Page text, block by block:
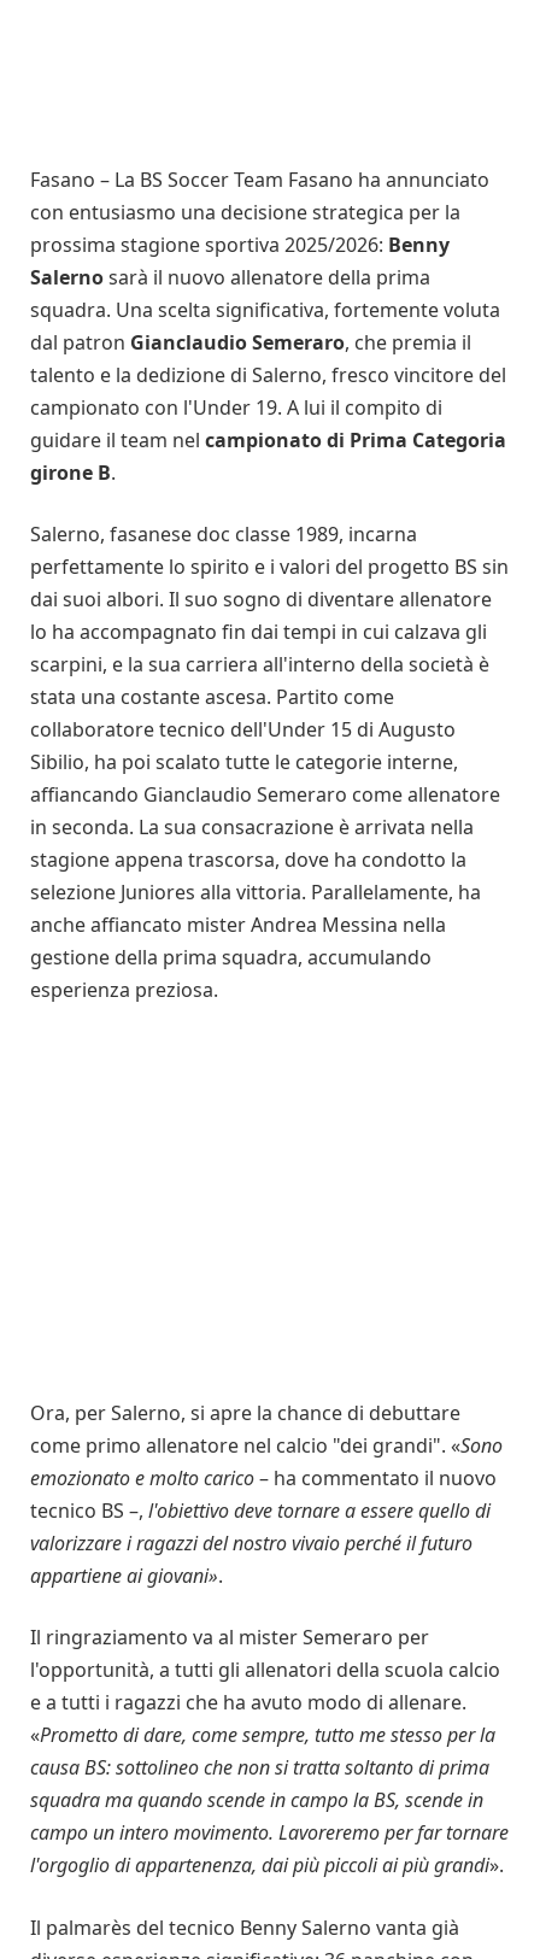
Fasano – La BS Soccer Team Fasano ha annunciato
con entusiasmo una decisione strategica per la
prossima stagione sportiva 2025/2026: Benny
Salernosarà il nuovo allenatore della prima
squadra. Una scelta significativa, fortemente voluta
dal patron Gianclaudio Semeraro, che premia il
talento e la dedizione di Salerno, fresco vincitore del
campionato con l'Under 19. A lui il compito di
guidare il team nel campionato di Prima Categoria
girone B.
Salerno, fasanese doc classe 1989, incarna
perfettamente lo spirito e i valori del progetto BS sin
dai suoi albori. Il suo sogno di diventare allenatore
lo ha accompagnato fin dai tempi in cui calzava gli
scarpini, e la sua carriera all'interno della società è
stata una costante ascesa. Partito come
collaboratore tecnico dell'Under 15 di Augusto
Sibilio, ha poi scalato tutte le categorie interne,
affiancando Gianclaudio Semeraro come allenatore
in seconda. La sua consacrazione è arrivata nella
stagione appena trascorsa, dove ha condotto la
selezione Juniores alla vittoria. Parallelamente, ha
anche affiancato mister Andrea Messina nella
gestione della prima squadra, accumulando
esperienza preziosa.
Ora, per Salerno, si apre la chance di debuttare
come primo allenatore nel calcio "dei grandi". «Sono
emozionato e molto carico– ha commentato il nuovo
tecnico BS –, l'obiettivo deve tornare a essere quello di
valorizzare i ragazzi del nostro vivaio perché il futuro
appartiene ai giovani».
Il ringraziamento va al mister Semeraro per
l'opportunità, a tutti gli allenatori della scuola calcio
e a tutti i ragazzi che ha avuto modo di allenare.
«Prometto di dare, come sempre, tutto me stesso per la
causa BS: sottolineo che non si tratta soltanto di prima
squadra ma quando scende in campo la BS, scende in
campo un intero movimento. Lavoreremo per far tornare
l'orgoglio di appartenenza, dai più piccoli ai più grandi».
Il palmarès del tecnico Benny Salerno vanta già